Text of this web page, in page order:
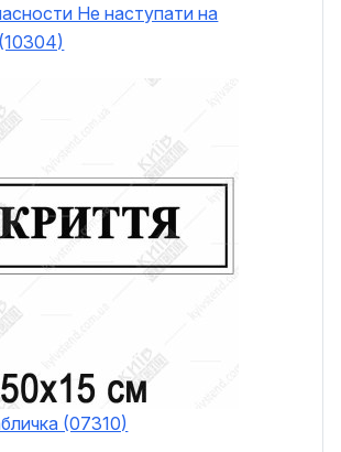
Не наступати на
(07310)